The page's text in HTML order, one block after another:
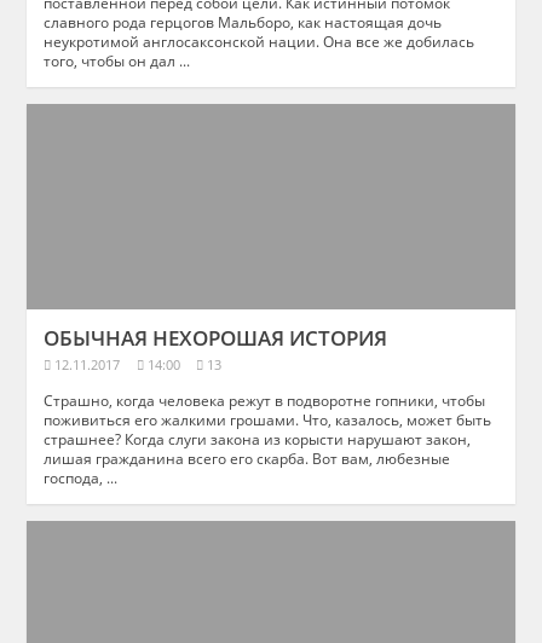
славного рода герцогов Мальборо, как настоящая дочь
неукротимой англосаксонской нации. Она все же добилась
того, чтобы он дал ...
ОБЫЧНАЯ НЕХОРОШАЯ ИСТОРИЯ
12.11.2017 14:00 13
Страшно, когда человека режут в подворотне гопники, чтобы
поживиться его жалкими грошами. Что, казалось, может быть
страшнее? Когда слуги закона из корысти нарушают закон,
лишая гражданина всего его скарба. Вот вам, любезные
господа, ...